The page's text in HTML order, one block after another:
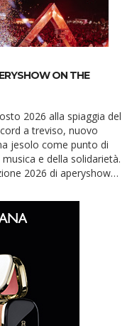
ON THE
2026 alla spiaggia del
a treviso, nuovo
jesolo come punto di
e della solidarietà.